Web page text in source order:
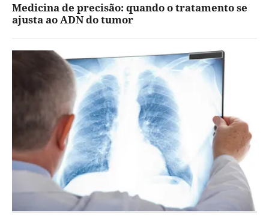
Medicina de precisão: quando o tratamento se
ajusta ao ADN do tumor